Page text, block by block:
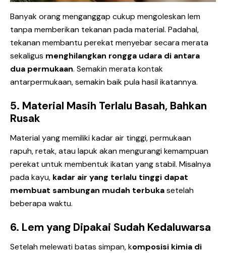
Banyak orang menganggap cukup mengoleskan lem
tanpa memberikan tekanan pada material. Padahal,
tekanan membantu perekat menyebar secara merata
sekaligus menghilangkan rongga udara di antara
dua permukaan. Semakin merata kontak
antarpermukaan, semakin baik pula hasil ikatannya.
5. Material Masih Terlalu Basah, Bahkan
Rusak
Material yang memiliki kadar air tinggi, permukaan
rapuh, retak, atau lapuk akan mengurangi kemampuan
perekat untuk membentuk ikatan yang stabil. Misalnya
pada kayu, kadar air yang terlalu tinggi dapat
membuat sambungan mudah terbukasetelah
beberapa waktu.
6. Lem yang Dipakai Sudah Kedaluwarsa
Setelah melewati batas simpan, komposisi kimia di